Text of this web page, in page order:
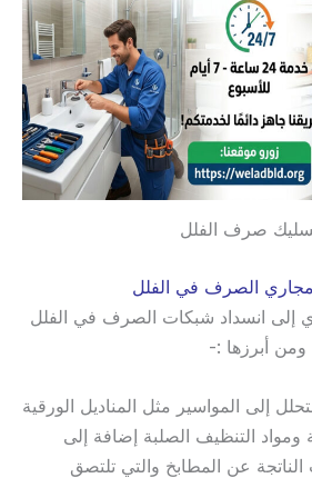
صرف الفلل
الصرف في الفلل
إلى انسداد شبكات الصرف في الفلل
ومن أبرزها :-
إلى المواسير مثل المناديل الورقية
ومواد التنظيف الصلبة إضافة إلى
عن المطابخ والتي تلتصق